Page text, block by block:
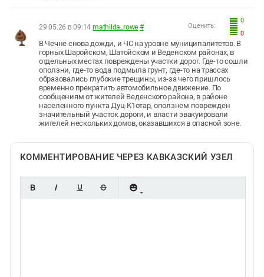
0
0
Оценить:
29.05.26 в 09:14 mathilda_rowe #
В Чечне снова дожди, и ЧС на уровне муниципалитетов. В
горных Шаройском, Шатойском и Веденском районах, в
отдельных местах повреждены участки дорог. Где-то сошли
оползни, где-то вода подмыла грунт, где-то на трассах
образовались глубокие трещины, из-за чего пришлось
временно прекратить автомобильное движение. По
сообщениям от жителей Веденского района, в районе
населенного пункта Дуц-К1отар, оползнем поврежден
значительный участок дороги, и власти эвакуировали
жителей нескольких домов, оказавшихся в опасной зоне.
КОММЕНТИРОВАНИЕ ЧЕРЕЗ КАВКАЗСКИЙ УЗЕЛ